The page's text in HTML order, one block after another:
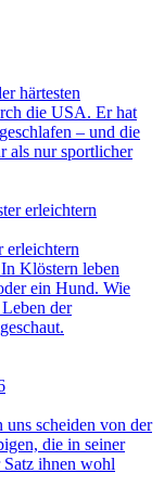
härtesten
die USA. Er hat
– und die
als nur sportlicher
erleichtern
Klöstern leben
ein Hund. Wie
der
scheiden von der
die in seiner
ihnen wohl